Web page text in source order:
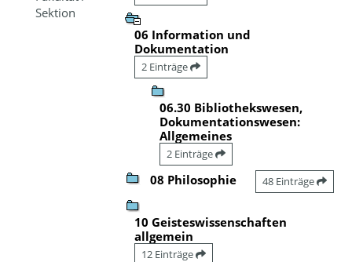
Sektion
06 Information und
Dokumentation
2 Einträge
06.30 Bibliothekswesen,
Dokumentationswesen:
Allgemeines
2 Einträge
08 Philosophie 48 Einträge
10 Geisteswissenschaften
allgemein
12 Einträge